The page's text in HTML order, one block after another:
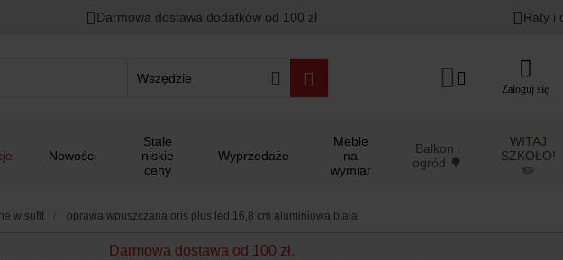
Darmowa dostawa dodatków od 100 zł Raty i
Wszędzie
Zaloguj się
Nowości
Stale
niskie
ceny
Wyprzedaże
Meble
na
wymiar
Balkon i
ogród 🌳
WITAJ
SZKOŁO!
✏️
w sufit oprawa wpuszczana oris plus led 16,8 cm aluminiowa biała
Darmowa dostawa od 100 zł.